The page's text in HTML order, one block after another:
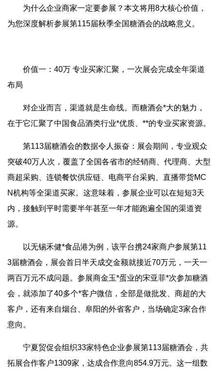
为什么企业商家一定要参展？本文将用8大核心价值，
为您深度解析参展第115届秋季全国糖酒会的战略意义。
价值一：40万 专业买家汇聚，一次展会完成全年渠道
布局
对企业而言，渠道就是生命线。而糖酒会*大的魅力，
在于它汇聚了中国食品酒类行业*优质、**的专业买家资源。
第113届糖酒会的数据令人振奋：展会期间，专业观众
突破40万人次，覆盖了全国各省市的经销商、代理商、大型
商超采购、连锁餐饮供应链、电商平台采购、直播带货MC
N机构等全渠道买家。这意味着，参展企业可以在短短3天
内，接触到平时需要半年甚至一年才能跑遍全国的渠道资
源。
以无锡禾健*食品港为例，该平台携24家商户参展第11
3届糖酒会，展会首日半天成交金额就接近70万元，一天一
两百万元不成问题。参展商金玉*蛋业的宋亚菲*次参加糖酒
会，就添加了40多个*客户微信，全部是做批发、商超的大
客户，还有来自烟台、阜阳的外省客户，当场确定3家合作
意向。
宁夏贸促会组织33家特色企业参展第113届糖酒会，共
拓展合作客户1309家，达成合作意向854.9万元。这一组数